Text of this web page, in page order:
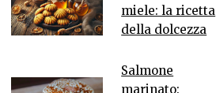
miele: la ricetta
della dolcezza
Salmone
marinato: